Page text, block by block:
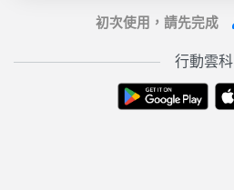
初次使用，請先完成
行動雲科